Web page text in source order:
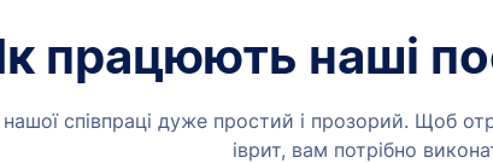
працюють наші
співпраці дуже простий і прозорий. Щоб
іврит, вам потрібно